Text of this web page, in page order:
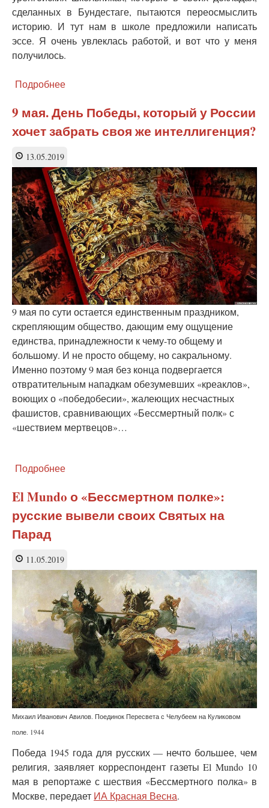
сделанных в Бундестаге, пытаются переосмыслить
историю. И тут нам в школе предложили написать
эссе. Я очень увлеклась работой, и вот что у меня
получилось.
Подробнее
сильнее
времени
9 мая. День Победы, который у России
хочет забрать своя же интеллигенция?
13.05.2019
9 мая по сути остается единственным праздником,
скрепляющим общество, дающим ему ощущение
единства, принадлежности к чему-то общему и
большому. И не просто общему, но сакральному.
Именно поэтому 9 мая без конца подвергается
отвратительным нападкам обезумевших «креаклов»,
воющих о «победобесии», жалеющих несчастных
фашистов, сравнивающих «Бессмертный полк» с
«шествием мертвецов»…
Подробнее
мая.
День
Победы,
забрать
своя
же
интеллигенция?
El Mundo о «Бессмертном полке»:
русские вывели своих Святых на
Парад
11.05.2019
Михаил Иванович Авилов. Поединок Пересвета с Челубеем на Куликовом
поле. 1944
Победа 1945 года для русских — нечто большее, чем
религия, заявляет корреспондент газеты El Mundo 10
мая в репортаже с шествия «Бессмертного полка» в
Москве, передает ИА Красная Весна.